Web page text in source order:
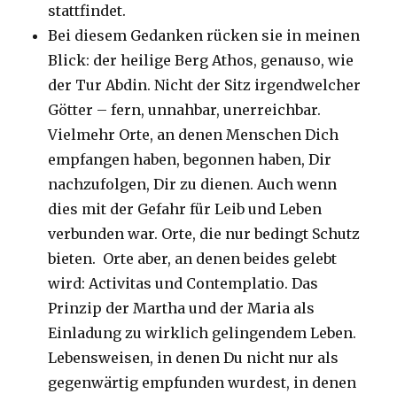
stattfindet.
Bei diesem Gedanken rücken sie in meinen
Blick: der heilige Berg Athos, genauso, wie
der Tur Abdin. Nicht der Sitz irgendwelcher
Götter – fern, unnahbar, unerreichbar.
Vielmehr Orte, an denen Menschen Dich
empfangen haben, begonnen haben, Dir
nachzufolgen, Dir zu dienen. Auch wenn
dies mit der Gefahr für Leib und Leben
verbunden war. Orte, die nur bedingt Schutz
bieten. Orte aber, an denen beides gelebt
wird: Activitas und Contemplatio. Das
Prinzip der Martha und der Maria als
Einladung zu wirklich gelingendem Leben.
Lebensweisen, in denen Du nicht nur als
gegenwärtig empfunden wurdest, in denen